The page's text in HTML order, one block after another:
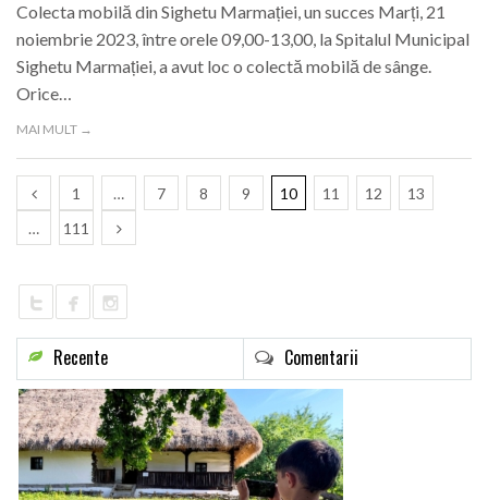
Colecta mobilă din Sighetu Marmației, un succes Marți, 21
noiembrie 2023, între orele 09,00-13,00, la Spitalul Municipal
Sighetu Marmației, a avut loc o colectă mobilă de sânge.
Orice…
MAI MULT →
1 … 7 8 9 10 11 12
13
…
111
Recente Comentarii